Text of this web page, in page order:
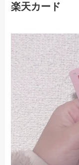
楽天カード